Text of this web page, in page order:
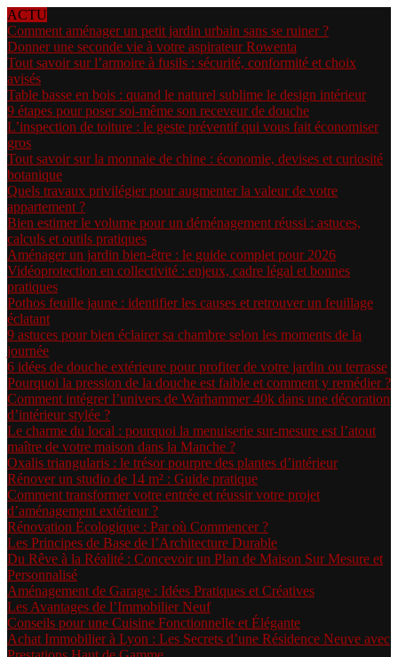
ACTU
Comment aménager un petit jardin urbain sans se ruiner ?
Donner une seconde vie à votre aspirateur Rowenta
Tout savoir sur l’armoire à fusils : sécurité, conformité et choix
avisés
Table basse en bois : quand le naturel sublime le design intérieur
9 étapes pour poser soi-même son receveur de douche
L’inspection de toiture : le geste préventif qui vous fait économiser
gros
Tout savoir sur la monnaie de chine : économie, devises et curiosité
botanique
Quels travaux privilégier pour augmenter la valeur de votre
appartement ?
Bien estimer le volume pour un déménagement réussi : astuces,
calculs et outils pratiques
Aménager un jardin bien-être : le guide complet pour 2026
Vidéoprotection en collectivité : enjeux, cadre légal et bonnes
pratiques
Pothos feuille jaune : identifier les causes et retrouver un feuillage
éclatant
9 astuces pour bien éclairer sa chambre selon les moments de la
journée
6 idées de douche extérieure pour profiter de votre jardin ou terrasse
Pourquoi la pression de la douche est faible et comment y remédier ?
Comment intégrer l’univers de Warhammer 40k dans une décoration
d’intérieur stylée ?
Le charme du local : pourquoi la menuiserie sur-mesure est l’atout
maître de votre maison dans la Manche ?
Oxalis triangularis : le trésor pourpre des plantes d’intérieur
Rénover un studio de 14 m² : Guide pratique
Comment transformer votre entrée et réussir votre projet
d’aménagement extérieur ?
Rénovation Écologique : Par où Commencer ?
Les Principes de Base de l’Architecture Durable
Du Rêve à la Réalité : Concevoir un Plan de Maison Sur Mesure et
Personnalisé
Aménagement de Garage : Idées Pratiques et Créatives
Les Avantages de l’Immobilier Neuf
Conseils pour une Cuisine Fonctionnelle et Élégante
Achat Immobilier à Lyon : Les Secrets d’une Résidence Neuve avec